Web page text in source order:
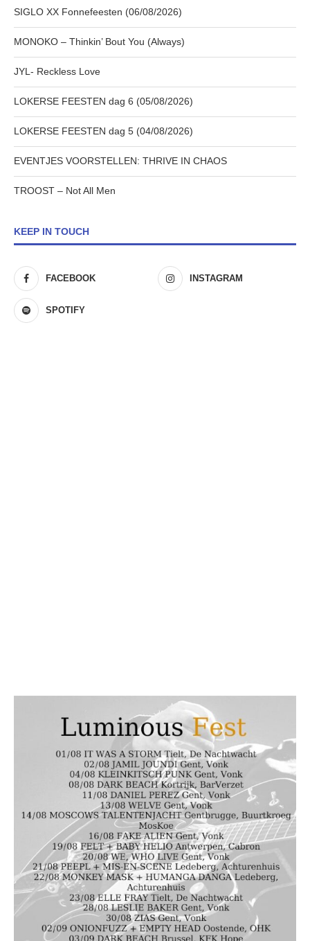
SIGLO XX Fonnefeesten (06/08/2026)
MONOKO – Thinkin’ Bout You (Always)
JYL- Reckless Love
LOKERSE FEESTEN dag 6 (05/08/2026)
LOKERSE FEESTEN dag 5 (04/08/2026)
EVENTJES VOORSTELLEN: THRIVE IN CHAOS
TROOST – Not All Men
KEEP IN TOUCH
FACEBOOK INSTAGRAM
SPOTIFY